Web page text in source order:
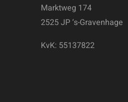
Marktweg 174
2525 JP ‘s-Gravenhage
KvK: 55137822